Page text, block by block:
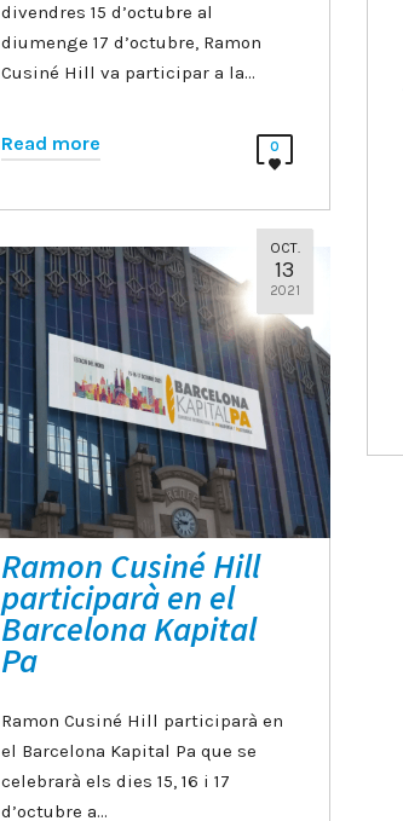
divendres 15 d’octubre al
diumenge 17 d’octubre, Ramon
Cusiné Hill va participar a la…
Read more 0
OCT.
13
2021
Ramon Cusiné Hill
participarà en el
Barcelona Kapital
Pa
Ramon Cusiné Hill participarà en
el Barcelona Kapital Pa que se
celebrarà els dies 15, 16 i 17
d’octubre a…